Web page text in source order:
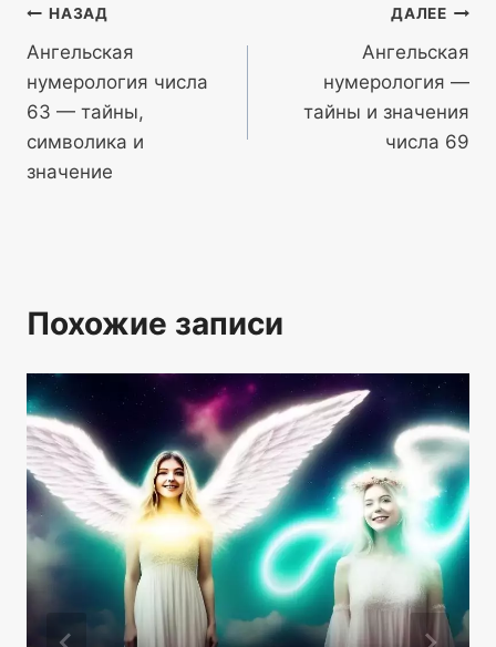
Навигация
по
записям
НАЗАД
Ангельская
нумерология числа
63 — тайны,
символика и
значение
ДАЛЕЕ
Ангельская
нумерология —
тайны и значения
числа 69
Похожие записи